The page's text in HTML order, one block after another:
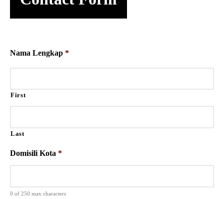
Nama Lengkap *
First
Last
Domisili Kota *
0 of 250 max characters